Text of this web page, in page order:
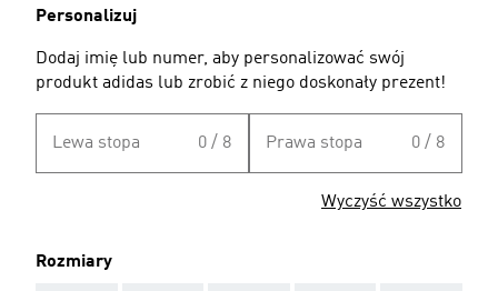
Personalizuj
Dodaj imię lub numer, aby personalizować swój
produkt adidas lub zrobić z niego doskonały prezent!
Lewa stopa 0 / 8 Prawa stopa 0 / 8
Wyczyść wszystko
Rozmiary